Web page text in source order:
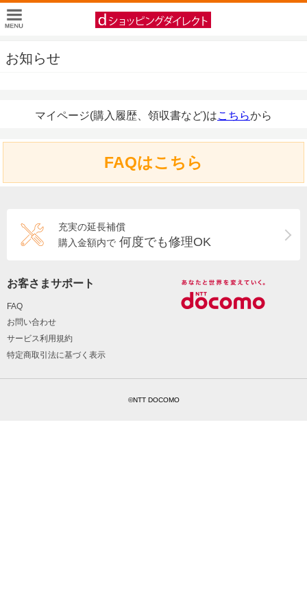
お知らせ
マイページ(購入履歴、領収書など)はこちらから
FAQはこちら
充実の延長補償
購入金額内で 何度でも修理OK
お客さまサポート
FAQ
お問い合わせ
サービス利用規約
特定商取引法に基づく表示
©NTT DOCOMO